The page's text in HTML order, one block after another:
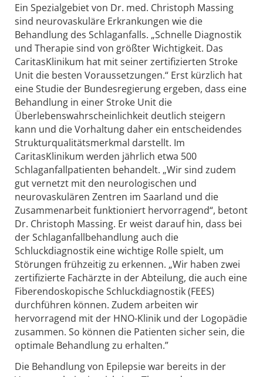
Ein Spezialgebiet von Dr. med. Christoph Massing
sind neurovaskuläre Erkrankungen wie die
Behandlung des Schlaganfalls. „Schnelle Diagnostik
und Therapie sind von größter Wichtigkeit. Das
CaritasKlinikum hat mit seiner zertifizierten Stroke
Unit die besten Voraussetzungen.“ Erst kürzlich hat
eine Studie der Bundesregierung ergeben, dass eine
Behandlung in einer Stroke Unit die
Überlebenswahrscheinlichkeit deutlich steigern
kann und die Vorhaltung daher ein entscheidendes
Strukturqualitätsmerkmal darstellt. Im
CaritasKlinikum werden jährlich etwa 500
Schlaganfallpatienten behandelt. „Wir sind zudem
gut vernetzt mit den neurologischen und
neurovaskulären Zentren im Saarland und die
Zusammenarbeit funktioniert hervorragend“, betont
Dr. Christoph Massing. Er weist darauf hin, dass bei
der Schlaganfallbehandlung auch die
Schluckdiagnostik eine wichtige Rolle spielt, um
Störungen frühzeitig zu erkennen. „Wir haben zwei
zertifizierte Fachärzte in der Abteilung, die auch eine
Fiberendoskopische Schluckdiagnostik (FEES)
durchführen können. Zudem arbeiten wir
hervorragend mit der HNO-Klinik und der Logopädie
zusammen. So können die Patienten sicher sein, die
optimale Behandlung zu erhalten.”
Die Behandlung von Epilepsie war bereits in der